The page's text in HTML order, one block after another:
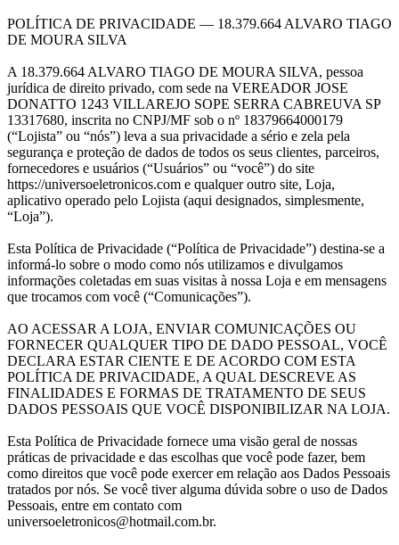
POLÍTICA DE PRIVACIDADE — 18.379.664 ALVARO TIAGO
DE MOURA SILVA
A 18.379.664 ALVARO TIAGO DE MOURA SILVA, pessoa
jurídica de direito privado, com sede na VEREADOR JOSE
DONATTO 1243 VILLAREJO SOPE SERRA CABREUVA SP
13317680, inscrita no CNPJ/MF sob o nº 18379664000179
(“Lojista” ou “nós”) leva a sua privacidade a sério e zela pela
segurança e proteção de dados de todos os seus clientes, parceiros,
fornecedores e usuários (“Usuários” ou “você”) do site
https://universoeletronicos.com e qualquer outro site, Loja,
aplicativo operado pelo Lojista (aqui designados, simplesmente,
“Loja”).
Esta Política de Privacidade (“Política de Privacidade”) destina-se a
informá-lo sobre o modo como nós utilizamos e divulgamos
informações coletadas em suas visitas à nossa Loja e em mensagens
que trocamos com você (“Comunicações”).
AO ACESSAR A LOJA, ENVIAR COMUNICAÇÕES OU
FORNECER QUALQUER TIPO DE DADO PESSOAL, VOCÊ
DECLARA ESTAR CIENTE E DE ACORDO COM ESTA
POLÍTICA DE PRIVACIDADE, A QUAL DESCREVE AS
FINALIDADES E FORMAS DE TRATAMENTO DE SEUS
DADOS PESSOAIS QUE VOCÊ DISPONIBILIZAR NA LOJA.
Esta Política de Privacidade fornece uma visão geral de nossas
práticas de privacidade e das escolhas que você pode fazer, bem
como direitos que você pode exercer em relação aos Dados Pessoais
tratados por nós. Se você tiver alguma dúvida sobre o uso de Dados
Pessoais, entre em contato com
universoeletronicos@hotmail.com.br.